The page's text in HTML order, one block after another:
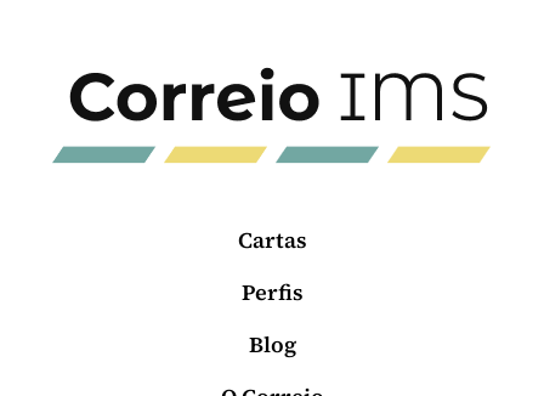
Cartas
Perfis
Blog